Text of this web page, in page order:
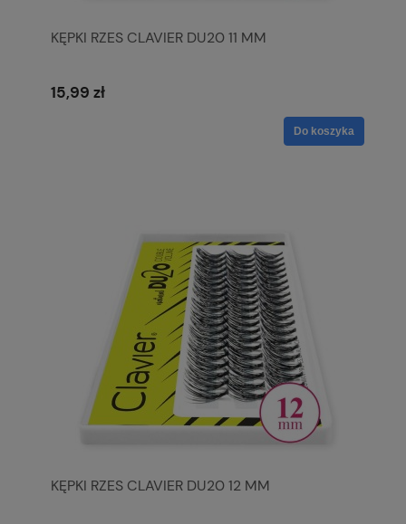
KĘPKI RZES CLAVIER DU20 11 MM
15,99 zł
Do koszyka
KĘPKI RZES CLAVIER DU20 12 MM